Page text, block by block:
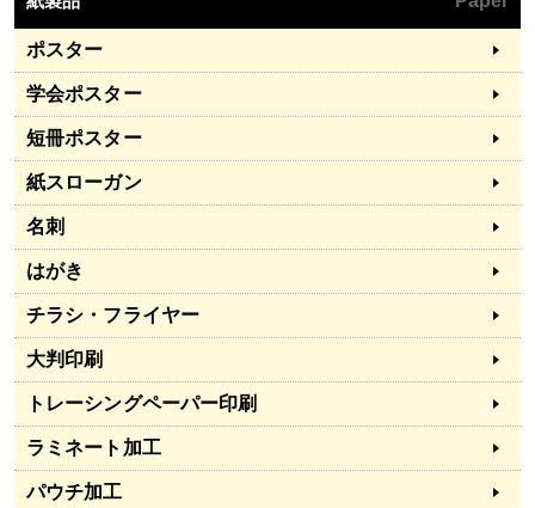
ポスター
学会ポスター
短冊ポスター
紙スローガン
名刺
はがき
チラシ・フライヤー
大判印刷
トレーシングペーパー印刷
ラミネート加工
パウチ加工